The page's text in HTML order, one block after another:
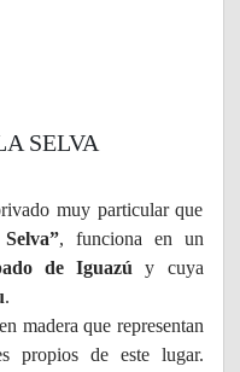
SELVA
muy particular que
, funciona en un
de Iguazú y cuya
.
madera que representan
propios de este lugar.